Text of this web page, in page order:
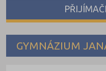
GYMNÁZIUM